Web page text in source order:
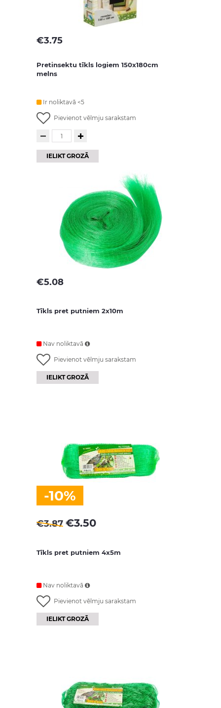
€3.75
Pretinsektu tīkls logiem 150x180cm
melns
Ir noliktavā <5
Pievienot vēlmju sarakstam
IELIKT GROZĀ
€5.08
Tīkls pret putniem 2x10m
Nav noliktavā
Pievienot vēlmju sarakstam
IELIKT GROZĀ
-10%
€3.87 €3.50
Tīkls pret putniem 4x5m
Nav noliktavā
Pievienot vēlmju sarakstam
IELIKT GROZĀ